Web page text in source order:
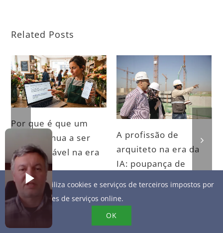
Related Posts
Por que é que um
site continua a ser
indispensável na era
da IA
07/17/2026
A profissão de
arquiteto na era da
IA: poupança de
repensados e
reputação a cuidar
07/15/2026
Este site utiliza cookies e serviços de terceiros impostos por
fornecedores de serviços online.
OK